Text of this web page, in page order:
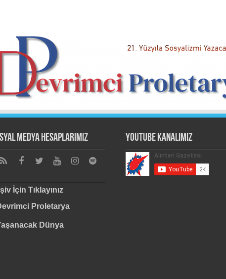
Medya Hesaplarımız
İçin Tıklayınız
Proletarya
Dünya
Youtube Kanalımız